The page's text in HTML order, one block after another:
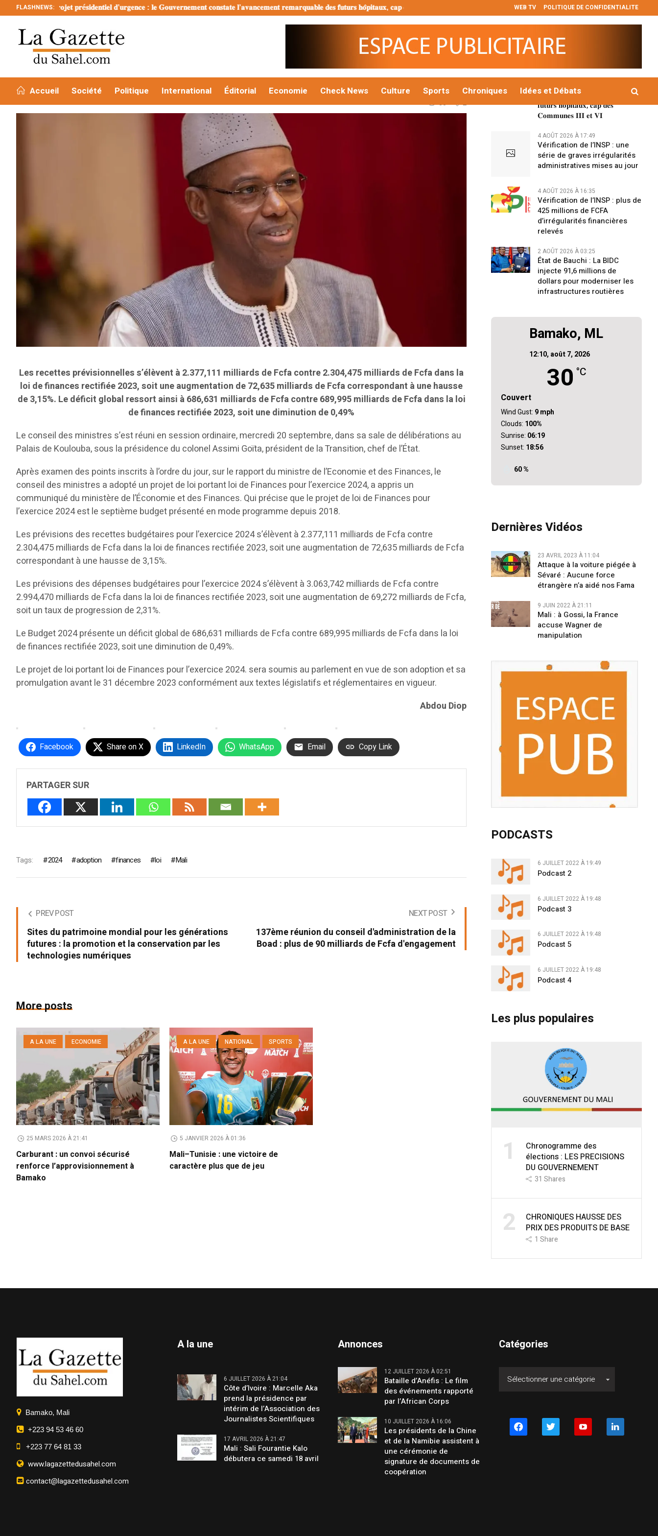
WEB TV POLITIQUE DE CONFIDENTIALITE
FLASHNEWS:
𝐏𝐫𝐨𝐣𝐞𝐭 𝐩𝐫é𝐬𝐢𝐝𝐞𝐧𝐭𝐢𝐞𝐥 𝐝’𝐮𝐫𝐠𝐞𝐧𝐜𝐞 : 𝐥𝐞 𝐆𝐨𝐮𝐯𝐞𝐫𝐧𝐞𝐦𝐞𝐧𝐭 𝐜𝐨𝐧𝐬𝐭𝐚𝐭𝐞 𝐥’𝐚𝐯𝐚𝐧𝐜𝐞𝐦𝐞𝐧𝐭 𝐫𝐞𝐦𝐚𝐫𝐪𝐮𝐚𝐛𝐥𝐞 𝐝𝐞𝐬 𝐟𝐮𝐭𝐮𝐫𝐬 𝐡𝐨̂𝐩𝐢𝐭𝐚𝐮𝐱, 𝐜𝐚𝐩 𝐝𝐞𝐬 𝐂𝐨𝐦𝐦𝐮𝐧𝐞𝐬 𝐈𝐈𝐈 𝐞𝐭 𝐕𝐈 𝐕𝐚𝐜𝐚𝐧𝐜𝐞𝐬 𝐜𝐢𝐭𝐨𝐲𝐞𝐧𝐧𝐞𝐬 𝐝𝐞𝐬 𝐏𝐮𝐩𝐢𝐥𝐥𝐞𝐬 𝐝𝐞 𝐥𝐚 𝐍𝐚𝐭𝐢𝐨𝐧 : 𝐥𝐞
Accueil Société Politique International Éditorial Economie Check News Culture Sports Chroniques Idées et Débats
A LA UNE ECONOMIE
Adopté hier en conseil des ministres : le budget 2024 se chiffre à 3063,742 milliards de
Fcfa
38 2
Les recettes prévisionnelles s’élèvent à 2.377,111 milliards de Fcfa contre 2.304,475 milliards de Fcfa dans la
loi de finances rectifiée 2023, soit une augmentation de 72,635 milliards de Fcfa correspondant à une hausse
de 3,15%. Le déficit global ressort ainsi à 686,631 milliards de Fcfa contre 689,995 milliards de Fcfa dans la loi
de finances rectifiée 2023, soit une diminution de 0,49%
Le conseil des ministres s’est réuni en session ordinaire, mercredi 20 septembre, dans sa sale de délibérations au
Palais de Koulouba, sous la présidence du colonel Assimi Goïta, président de la Transition, chef de l’État.
Après examen des points inscrits à l’ordre du jour, sur le rapport du ministre de l’Economie et des Finances, le
conseil des ministres a adopté un projet de loi portant loi de Finances pour l’exercice 2024, a appris un
communiqué du ministère de l’Économie et des Finances. Qui précise que le projet de loi de Finances pour
l’exercice 2024 est le septième budget présenté en mode programme depuis 2018.
Les prévisions des recettes budgétaires pour l’exercice 2024 s’élèvent à 2.377,111 milliards de Fcfa contre
2.304,475 milliards de Fcfa dans la loi de finances rectifiée 2023, soit une augmentation de 72,635 milliards de Fcfa
correspondant à une hausse de 3,15%.
Les prévisions des dépenses budgétaires pour l’exercice 2024 s’élèvent à 3.063,742 milliards de Fcfa contre
2.994,470 milliards de Fcfa dans la loi de finances rectifiée 2023, soit une augmentation de 69,272 milliards de Fcfa,
soit un taux de progression de 2,31%.
Le Budget 2024 présente un déficit global de 686,631 milliards de Fcfa contre 689,995 milliards de Fcfa dans la loi
de finances rectifiée 2023, soit une diminution de 0,49%.
Le projet de loi portant loi de Finances pour l’exercice 2024. sera soumis au parlement en vue de son adoption et sa
promulgation avant le 31 décembre 2023 conformément aux textes législatifs et réglementaires en vigueur.
Abdou Diop
Facebook Share on X LinkedIn WhatsApp Email Copy Link
PARTAGER SUR
Tags: 2024 adoption finances loi Mali
PREV POST
Sites du patrimoine mondial pour les générations
futures : la promotion et la conservation par les
technologies numériques
NEXT POST
137ème réunion du conseil d'administration de la
Boad : plus de 90 milliards de Fcfa d'engagement
More posts
A LA UNE ECONOMIE
25 MARS 2026 À 21:41
Carburant : un convoi sécurisé
renforce l’approvisionnement à
Bamako
A LA UNE NATIONAL SPORTS
5 JANVIER 2026 À 01:36
Mali–Tunisie : une victoire de
caractère plus que de jeu
Dernières Nouvelles
𝐥’𝐚𝐯𝐚𝐧𝐜𝐞𝐦𝐞𝐧𝐭 𝐫𝐞𝐦𝐚𝐫𝐪𝐮𝐚𝐛𝐥𝐞 𝐝𝐞𝐬
𝐟𝐮𝐭𝐮𝐫𝐬 𝐡𝐨̂𝐩𝐢𝐭𝐚𝐮𝐱, 𝐜𝐚𝐩 𝐝𝐞𝐬
𝐂𝐨𝐦𝐦𝐮𝐧𝐞𝐬 𝐈𝐈𝐈 𝐞𝐭 𝐕𝐈
4 AOÛT 2026 À 17:49
Vérification de l’INSP : une
série de graves irrégularités
administratives mises au jour
4 AOÛT 2026 À 16:35
Vérification de l’INSP : plus de
425 millions de FCFA
d’irrégularités financières
relevés
2 AOÛT 2026 À 03:25
État de Bauchi : La BIDC
injecte 91,6 millions de
dollars pour moderniser les
infrastructures routières
Bamako, ML
12:10, août 7, 2026
30 °C
Couvert
60 %
Wind Gust: 9 mph
Clouds: 100%
Sunrise: 06:19
Sunset: 18:56
Dernières Vidéos
23 AVRIL 2023 À 11:04
Attaque à la voiture piégée à
Sévaré : Aucune force
étrangère n’a aidé nos Fama
9 JUIN 2022 À 21:11
Mali : à Gossi, la France
accuse Wagner de
manipulation
PODCASTS
6 JUILLET 2022 À 19:49
Podcast 2
6 JUILLET 2022 À 19:48
Podcast 3
6 JUILLET 2022 À 19:48
Podcast 5
6 JUILLET 2022 À 19:48
Podcast 4
Les plus populaires
1
Chronogramme des
élections : LES PRECISIONS
DU GOUVERNEMENT
31 Shares
2
CHRONIQUES HAUSSE DES
PRIX DES PRODUITS DE BASE
1 Share
Bamako, Mali
+223 94 53 46 60
+223 77 64 81 33
www.lagazettedusahel.com
contact@lagazettedusahel.com
A la une
6 JUILLET 2026 À 21:04
Côte d’Ivoire : Marcelle Aka
prend la présidence par
intérim de l’Association des
Journalistes Scientifiques
17 AVRIL 2026 À 21:47
Mali : Sali Fourantie Kalo
débutera ce samedi 18 avril
Annonces
12 JUILLET 2026 À 02:51
Bataille d’Anéfis : Le film
des événements rapporté
par l’African Corps
10 JUILLET 2026 À 16:06
Les présidents de la Chine
et de la Namibie assistent à
une cérémonie de
signature de documents de
coopération
Catégories
facebook twitter youtube linkedin